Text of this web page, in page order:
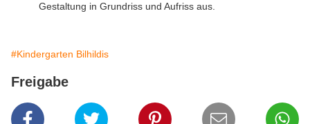
Gestaltung in Grundriss und Aufriss aus.
#Kindergarten Bilhildis
Freigabe